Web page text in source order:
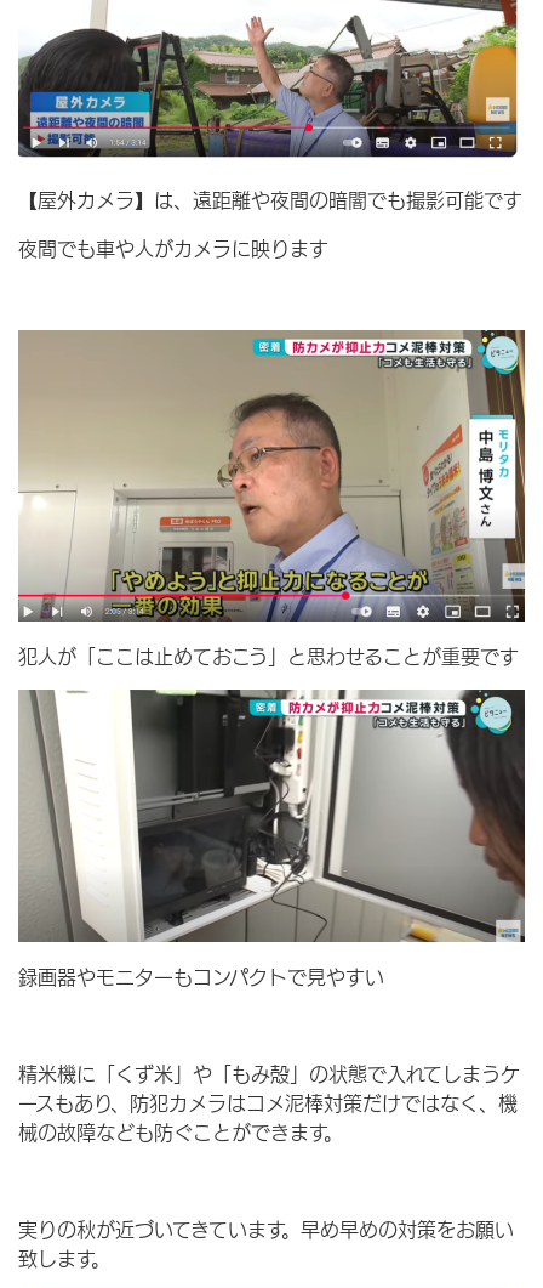
【屋外カメラ】は、遠距離や夜間の暗闇でも撮影可能です
夜間でも車や人がカメラに映ります
犯人が「ここは止めておこう」と思わせることが重要です
録画器やモニターもコンパクトで見やすい
精米機に「くず米」や「もみ殻」の状態で入れてしまうケ
ースもあり、防犯カメラはコメ泥棒対策だけではなく、機
械の故障なども防ぐことができます。
実りの秋が近づいてきています。早め早めの対策をお願い
致します。